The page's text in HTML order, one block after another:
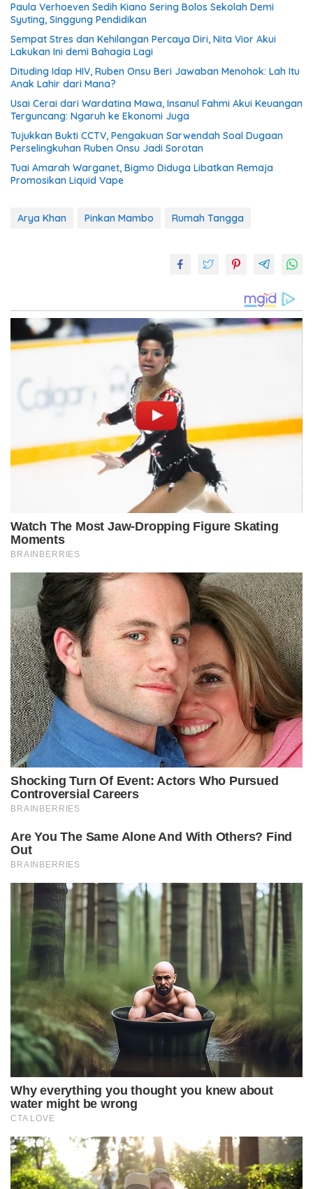
Paula Verhoeven Sedih Kiano Sering Bolos Sekolah Demi
Syuting, Singgung Pendidikan
Sempat Stres dan Kehilangan Percaya Diri, Nita Vior Akui
Lakukan Ini demi Bahagia Lagi
Dituding Idap HIV, Ruben Onsu Beri Jawaban Menohok: Lah Itu
Anak Lahir dari Mana?
Usai Cerai dari Wardatina Mawa, Insanul Fahmi Akui Keuangan
Terguncang: Ngaruh ke Ekonomi Juga
Tujukkan Bukti CCTV, Pengakuan Sarwendah Soal Dugaan
Perselingkuhan Ruben Onsu Jadi Sorotan
Tuai Amarah Warganet, Bigmo Diduga Libatkan Remaja
Promosikan Liquid Vape
Arya Khan Pinkan Mambo Rumah Tangga